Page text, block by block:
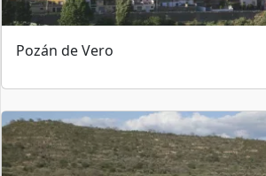
Pozán de Vero